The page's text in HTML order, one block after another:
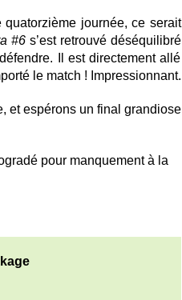
journée, ce serait
#6 s’est retrouvé déséquilibré
Il est directement allé
le match ! Impressionnant.
et espérons un final grandiose
pour manquement à la